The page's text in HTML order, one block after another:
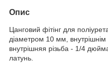
Опис
Цанговий фітінг для
діаметром 10 мм,
внутрішняя різьба - 1/4
латунь.